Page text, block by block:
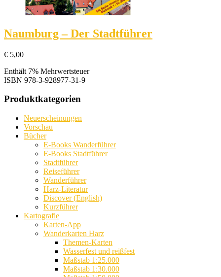
Naumburg – Der Stadtführer
€ 5,00
Enthält 7% Mehrwertsteuer
ISBN 978-3-928977-31-9
Produktkategorien
Neuerscheinungen
Vorschau
Bücher
E-Books Wanderführer
E-Books Stadtführer
Stadtführer
Reiseführer
Wanderführer
Harz-Literatur
Discover (English)
Kurzführer
Kartografie
Karten-App
Wanderkarten Harz
Themen-Karten
Wasserfest und reißfest
Maßstab 1:25.000
Maßstab 1:30.000